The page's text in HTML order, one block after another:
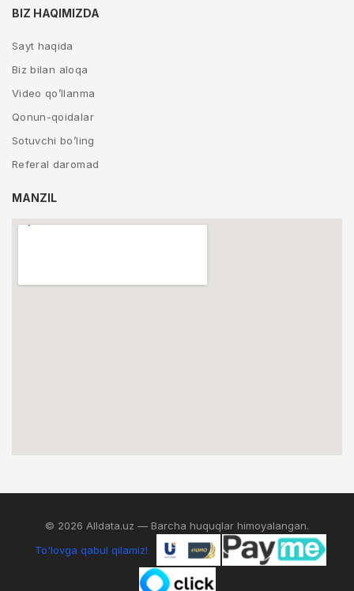
BIZ HAQIMIZDA
Sayt haqida
Biz bilan aloqa
Video qo’llanma
Qonun-qoidalar
Sotuvchi bo’ling
Referal daromad
MANZIL
© 2026 Alldata.uz — Barcha huquqlar himoyalangan.
To'lovga qabul qilamiz!